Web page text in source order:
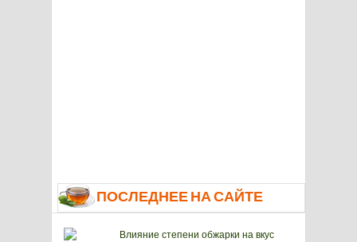
ПОСЛЕДНЕЕ НА САЙТЕ
Влияние степени обжарки на вкус